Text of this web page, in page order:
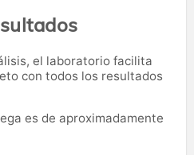
el laboratorio facilita
con todos los resultados
es de aproximadamente